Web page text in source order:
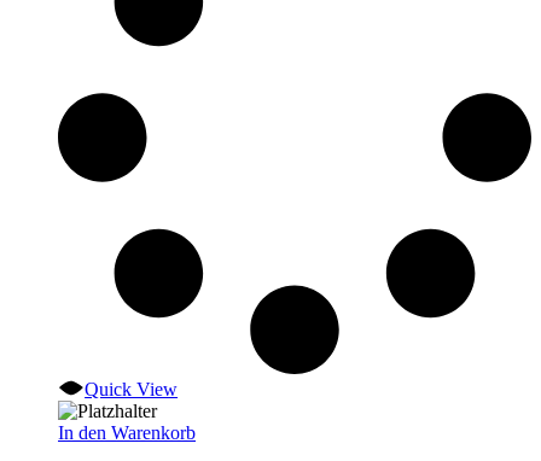
Quick View
In den Warenkorb